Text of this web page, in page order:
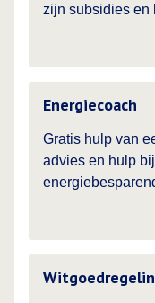
zijn subsidies en
Energiecoach
Gratis hulp van
advies en hulp